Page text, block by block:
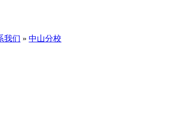
我们 » 中山分校